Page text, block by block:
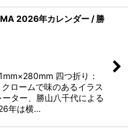
2026年カレンダー / 勝
四つ折り：
ロームで味のあるイラス
ーター、勝山八千代による
年は横…